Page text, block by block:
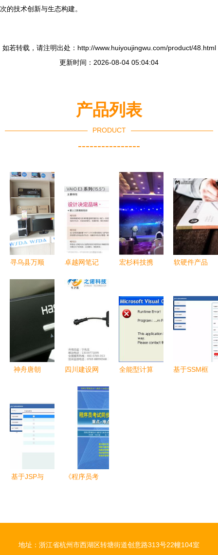
次的技术创新与生态构建。
如若转载，请注明出处：http://www.huiyoujingwu.com/product/48.html
更新时间：2026-08-04 05:04:04
产品列表
PRODUCT
----------------
寻乌县万顺
耕计算机软
硬件，助推
卓越网笔记
查询全攻略
选购指南
宏杉科技携
2018自主
可控计算机
大会，赋能
础架构
软硬件产品
的双轨发展
神舟唐朝
计、性能与
软硬件配置
全解析
四川建设网
司 深耕计
算机软硬件
设计，赋能
行业数字化
未来
全能型计算
基于SSM框
基于JSP与
现
《程序员考
全国计算机
地址：浙江省杭州市西湖区转塘街道创意路313号22幢104室